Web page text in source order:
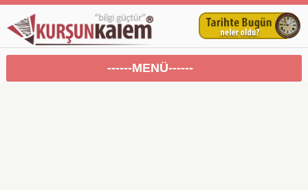
------MENÜ------